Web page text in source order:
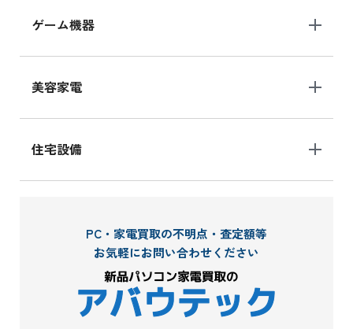
ゲーム機器
美容家電
住宅設備
PC・家電買取の不明点・査定額等
お気軽にお問い合わせください